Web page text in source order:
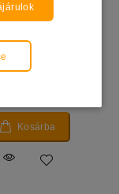
ml No.445
db raktáron
Kosárba